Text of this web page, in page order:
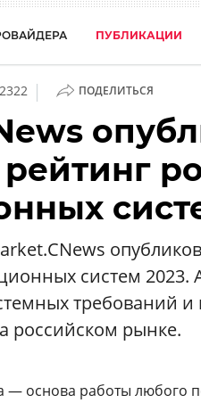
ПУБЛИКАЦИИ
2322 | ПОДЕЛИТЬСЯ
систем
требований
российском рынке.
— основа работы любого